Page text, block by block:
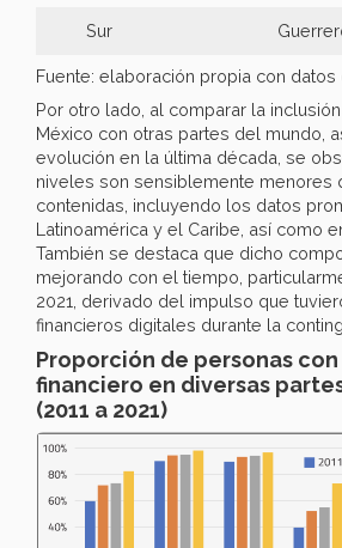
Sur
Fuente: elaboración propia con datos
Por otro lado, al comparar la
México con otras partes del mundo,
evolución en la última década, se
niveles son sensiblemente menores
contenidas, incluyendo los datos
Latinoamérica y el Caribe, así como
También se destaca que dicho
mejorando con el tiempo,
2021, derivado del impulso que
financieros digitales durante la
Proporción de personas
financiero en diversas
(2011 a 2021)